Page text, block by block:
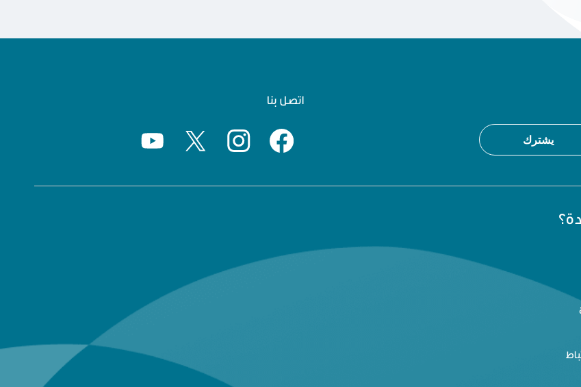
يشترك
اتصل بنا